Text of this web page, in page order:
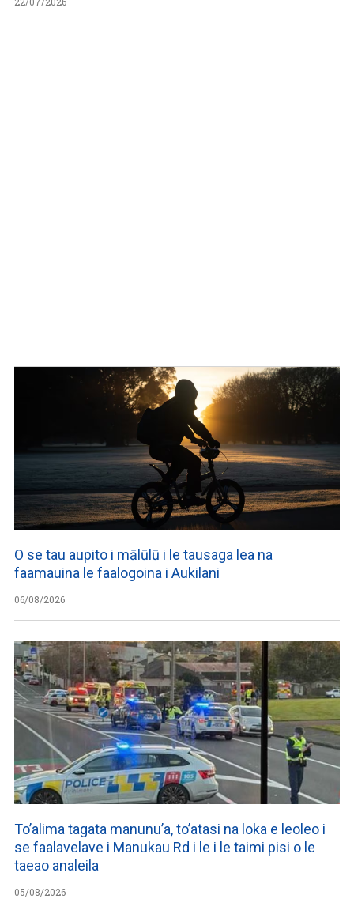
O se tau aupito i mālūlū i le tausaga lea na
faamauina le faalogoina i Aukilani
06/08/2026
To’alima tagata manunu’a, to’atasi na loka e leoleo i
se faalavelave i Manukau Rd i le i le taimi pisi o le
taeao analeila
05/08/2026